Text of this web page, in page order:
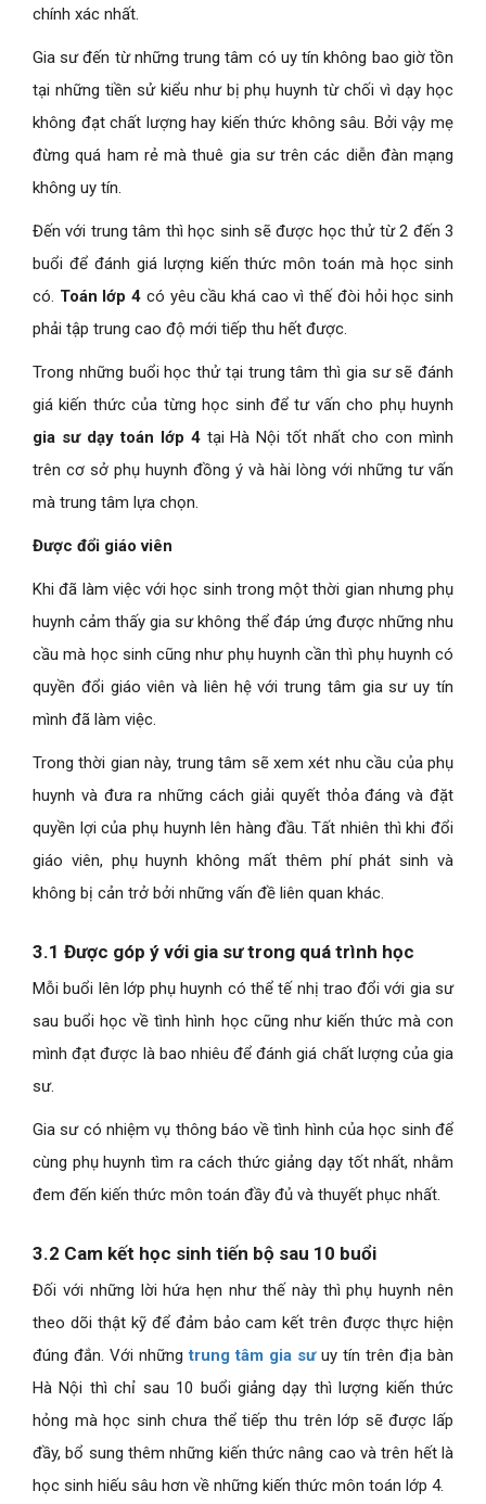
chính xác nhất.
Gia sư đến từ những trung tâm có uy tín không bao giờ tồn
tại những tiền sử kiểu như bị phụ huynh từ chối vì dạy học
không đạt chất lượng hay kiến thức không sâu. Bởi vậy mẹ
đừng quá ham rẻ mà thuê gia sư trên các diễn đàn mạng
không uy tín.
Đến với trung tâm thì học sinh sẽ được học thử từ 2 đến 3
buổi để đánh giá lượng kiến thức môn toán mà học sinh
có. Toán lớp 4 có yêu cầu khá cao vì thế đòi hỏi học sinh
phải tập trung cao độ mới tiếp thu hết được.
Trong những buổi học thử tại trung tâm thì gia sư sẽ đánh
giá kiến thức của từng học sinh để tư vấn cho phụ huynh
gia sư dạy toán lớp 4tại Hà Nội tốt nhất cho con mình
trên cơ sở phụ huynh đồng ý và hài lòng với những tư vấn
mà trung tâm lựa chọn.
Được đổi giáo viên
Khi đã làm việc với học sinh trong một thời gian nhưng phụ
huynh cảm thấy gia sư không thể đáp ứng được những nhu
cầu mà học sinh cũng như phụ huynh cần thì phụ huynh có
quyền đổi giáo viên và liên hệ với trung tâm gia sư uy tín
mình đã làm việc.
Trong thời gian này, trung tâm sẽ xem xét nhu cầu của phụ
huynh và đưa ra những cách giải quyết thỏa đáng và đặt
quyền lợi của phụ huynh lên hàng đầu. Tất nhiên thì khi đổi
giáo viên, phụ huynh không mất thêm phí phát sinh và
không bị cản trở bởi những vấn đề liên quan khác.
3.1 Được góp ý với gia sư trong quá trình học
Mỗi buổi lên lớp phụ huynh có thể tế nhị trao đổi với gia sư
sau buổi học về tình hình học cũng như kiến thức mà con
mình đạt được là bao nhiêu để đánh giá chất lượng của gia
sư.
Gia sư có nhiệm vụ thông báo về tình hình của học sinh để
cùng phụ huynh tìm ra cách thức giảng dạy tốt nhất, nhằm
đem đến kiến thức môn toán đầy đủ và thuyết phục nhất.
3.2 Cam kết học sinh tiến bộ sau 10 buổi
Đối với những lời hứa hẹn như thế này thì phụ huynh nên
theo dõi thật kỹ để đảm bảo cam kết trên được thực hiện
đúng đắn. Với nhữngtrung tâm gia sưuy tín trên địa bàn
Hà Nội thì chỉ sau 10 buổi giảng dạy thì lượng kiến thức
hỏng mà học sinh chưa thể tiếp thu trên lớp sẽ được lấp
đầy, bổ sung thêm những kiến thức nâng cao và trên hết là
học sinh hiếu sâu hơn về những kiến thức môn toán lớp 4.